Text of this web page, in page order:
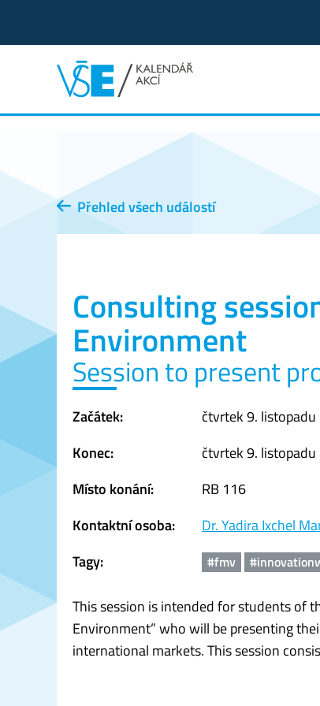
Přehled všech událostí
Consulting
Environment
Session to present
Začátek:
čtvrtek 9.
Konec:
čtvrtek 9.
Místo konání:
RB 116
Kontaktní osoba:
Dr. Yadira Ixchel
Tagy:
#fmv
This session is intended for students of
Environment” who will be presenting
international markets. This session